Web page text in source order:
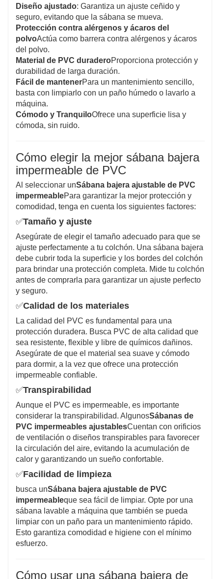
Diseño ajustado: Garantiza un ajuste ceñido y
seguro, evitando que la sábana se mueva.
Protección contra alérgenos y ácaros del
polvoActúa como barrera contra alérgenos y ácaros
del polvo.
Material de PVC duraderoProporciona protección y
durabilidad de larga duración.
Fácil de mantenerPara un mantenimiento sencillo,
basta con limpiarlo con un paño húmedo o lavarlo a
máquina.
Cómodo y TranquiloOfrece una superficie lisa y
cómoda, sin ruido.
Cómo elegir la mejor sábana bajera
impermeable de PVC
Al seleccionar unSábana bajera ajustable de PVC
impermeablePara garantizar la mejor protección y
comodidad, tenga en cuenta los siguientes factores:
✅Tamaño y ajuste
Asegúrate de elegir el tamaño adecuado para que se
ajuste perfectamente a tu colchón. Una sábana bajera
debe cubrir toda la superficie y los bordes del colchón
para brindar una protección completa. Mide tu colchón
antes de comprarla para garantizar un ajuste perfecto
y seguro.
✅Calidad de los materiales
La calidad del PVC es fundamental para una
protección duradera. Busca PVC de alta calidad que
sea resistente, flexible y libre de químicos dañinos.
Asegúrate de que el material sea suave y cómodo
para dormir, a la vez que ofrece una protección
impermeable confiable.
✅Transpirabilidad
Aunque el PVC es impermeable, es importante
considerar la transpirabilidad. AlgunosSábanas de
PVC impermeables ajustablesCuentan con orificios
de ventilación o diseños transpirables para favorecer
la circulación del aire, evitando la acumulación de
calor y garantizando un sueño confortable.
✅Facilidad de limpieza
busca unSábana bajera ajustable de PVC
impermeableque sea fácil de limpiar. Opte por una
sábana lavable a máquina que también se pueda
limpiar con un paño para un mantenimiento rápido.
Esto garantiza comodidad e higiene con el mínimo
esfuerzo.
Cómo usar una sábana bajera de